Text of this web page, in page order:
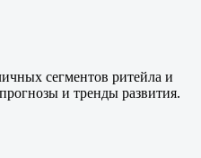
сегментов ритейла и
и тренды развития.